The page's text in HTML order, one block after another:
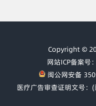
Copyright ©
网站ICP备案号
闽公网安备
医疗广告审查证明文号